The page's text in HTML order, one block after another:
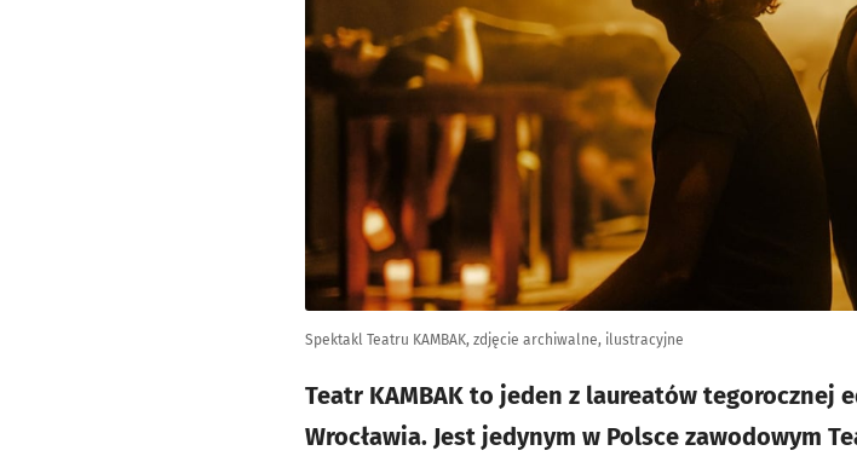
Spektakl Teatru KAMBAK, zdjęcie archiwalne, ilustracyjne
Teatr KAMBAK to jeden z laureatów tegorocznej
Wrocławia. Jest jedynym w Polsce zawodowym